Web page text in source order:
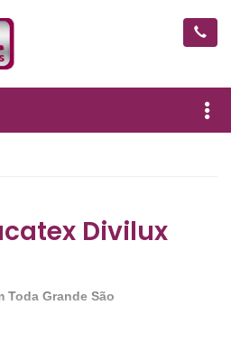
Divilux
Toda Grande São
ambientes.